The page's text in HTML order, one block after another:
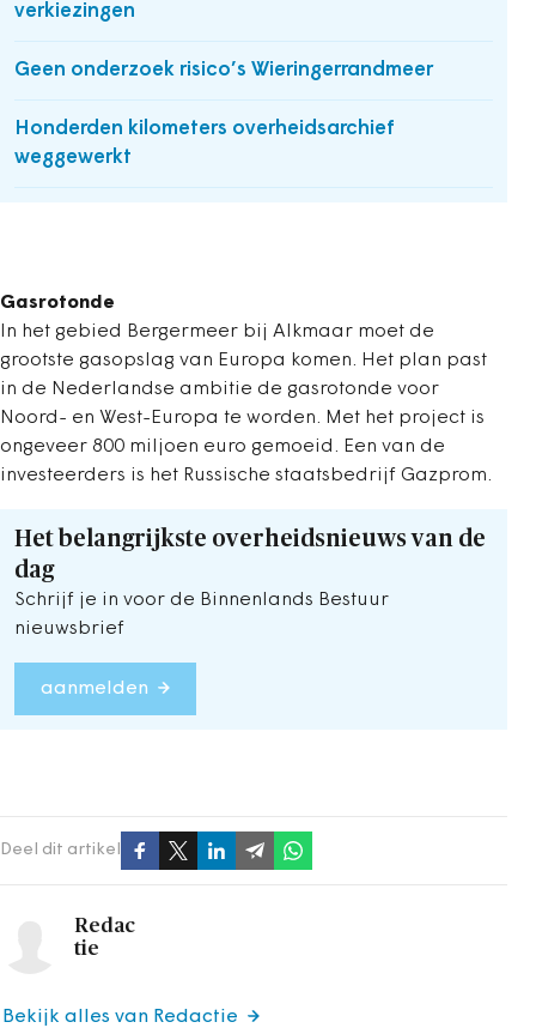
verkiezingen
Geen onderzoek risico’s Wieringerrandmeer
Honderden kilometers overheidsarchief
weggewerkt
Gasrotonde
In het gebied Bergermeer bij Alkmaar moet de
grootste gasopslag van Europa komen. Het plan past
in de Nederlandse ambitie de gasrotonde voor
Noord- en West-Europa te worden. Met het project is
ongeveer 800 miljoen euro gemoeid. Een van de
investeerders is het Russische staatsbedrijf Gazprom.
Het belangrijkste overheidsnieuws van de
dag
Schrijf je in voor de Binnenlands Bestuur
nieuwsbrief
aanmelden
Deel dit artikel
Redac
tie
Bekijk alles van Redactie